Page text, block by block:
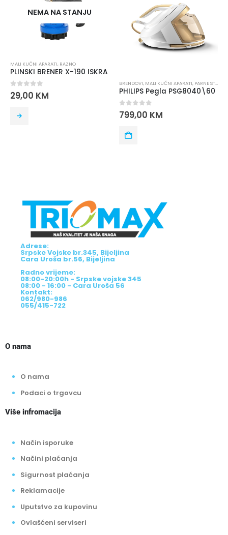
ISKRA
BRENDOVI PARNE STANICE ,PEGLE,PHILIPS
PHILIPS Pegla PSG8040\60 0 out of 5
87,00
Adrese:
Srpske Vojske br.345, Bijeljina
Cara Uroša br.56, Bijeljina
Radno vrijeme:
08:00-20:00h - Srpske vojske 345
08:00 - 16:00 - Cara Uroša 56
Kontakt:
062/980-986
055/415-722
O nama
O nama
Podaci o trgovcu
Više infromacija
Način isporuke
Načini plaćanja
Sigurnost plaćanja
Reklamacije
Uputstvo za kupovinu
Ovlašćeni serviseri